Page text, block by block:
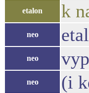
etalon k
neo
neo
neo (i